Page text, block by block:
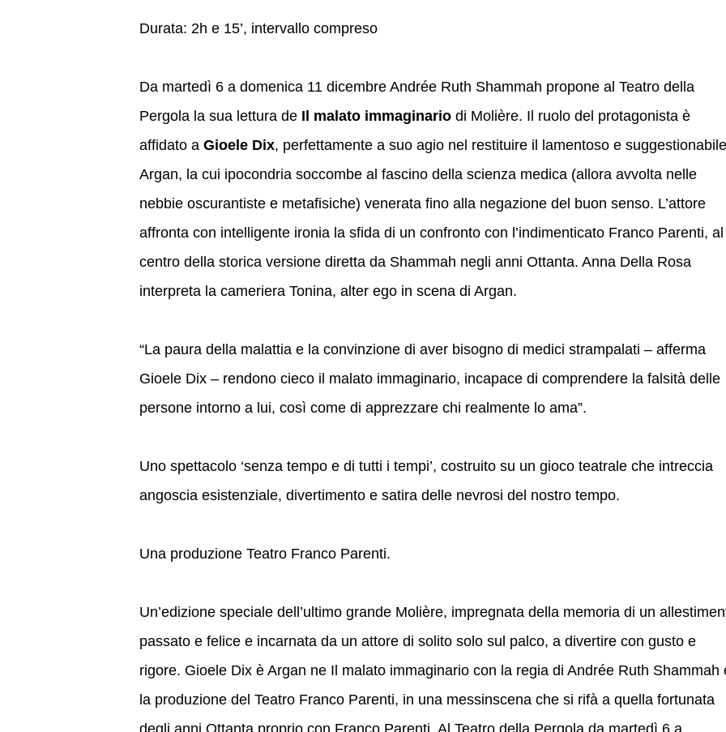
Durata: 2h e 15’, intervallo compreso
Da martedì 6 a domenica 11 dicembre Andrée Ruth Shammah propone al Teatro della
Pergola la sua lettura de Il malato immaginario di Molière. Il ruolo del protagonista è
affidato a Gioele Dix, perfettamente a suo agio nel restituire il lamentoso e suggestionabile
Argan, la cui ipocondria soccombe al fascino della scienza medica (allora avvolta nelle
nebbie oscurantiste e metafisiche) venerata fino alla negazione del buon senso. L’attore
affronta con intelligente ironia la sfida di un confronto con l’indimenticato Franco Parenti, al
centro della storica versione diretta da Shammah negli anni Ottanta. Anna Della Rosa
interpreta la cameriera Tonina, alter ego in scena di Argan.
“La paura della malattia e la convinzione di aver bisogno di medici strampalati – afferma
Gioele Dix – rendono cieco il malato immaginario, incapace di comprendere la falsità delle
persone intorno a lui, così come di apprezzare chi realmente lo ama”.
Uno spettacolo ‘senza tempo e di tutti i tempi’, costruito su un gioco teatrale che intreccia
angoscia esistenziale, divertimento e satira delle nevrosi del nostro tempo.
Una produzione Teatro Franco Parenti.
Un’edizione speciale dell’ultimo grande Molière, impregnata della memoria di un
passato e felice e incarnata da un attore di solito solo sul palco, a divertire con gusto e
rigore. Gioele Dix è Argan ne Il malato immaginario con la regia di Andrée Ruth Shammah
la produzione del Teatro Franco Parenti, in una messinscena che si rifà a quella fortunata
degli anni Ottanta proprio con Franco Parenti. Al Teatro della Pergola da martedì 6 a